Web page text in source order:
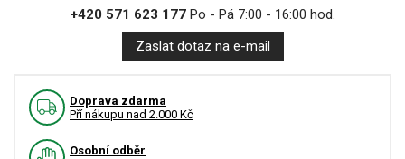
+420 571 623 177Po - Pá 7:00 - 16:00 hod.
Zaslat dotaz na e-mail
Doprava zdarma
Pří nákupu nad 2.000 Kč
Osobní odběr